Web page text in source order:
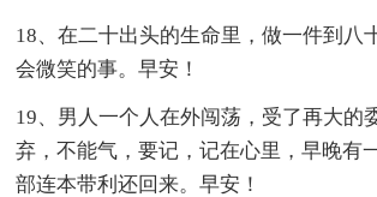
18、在二十出头的生命里，做一件到八
会微笑的事。早安！
19、男人一个人在外闯荡，受了再大的
弃，不能气，要记，记在心里，早晚有
部连本带利还回来。早安！